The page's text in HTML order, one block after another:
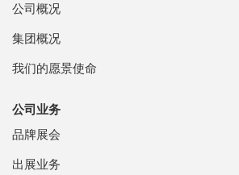
公司概况
集团概况
我们的愿景使命
公司业务
品牌展会
出展业务